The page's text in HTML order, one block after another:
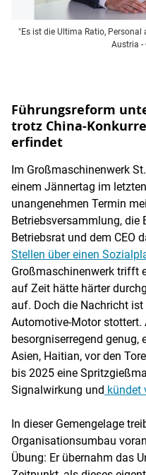
"Es ist die Ultima Ratio, Personal
Austria -
Führungsreform
trotz China-
erfindet
Im Großmaschinenwerk
einem Jännertag im
unangenehmen Termin
Betriebsversammlung, die
Betriebsrat und dem CEO
Stellen über einen
Großmaschinenwerk trifft
auf Zeit hätte härter
auf. Doch die Nachricht
Automotive-Motor stottert.
besorgniserregend genug,
Asien, Haitian, vor den
bis 2025 eine
Signalwirkung und kündet
In dieser Gemengelage
Organisationsumbau
Übung: Er übernahm das